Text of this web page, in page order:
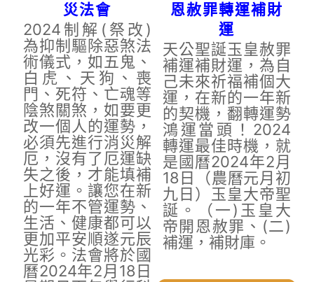
災法會
2024制解(祭改)
為抑制驅除惡煞法
術儀式，如五鬼、
白虎、天狗、喪
門、死符、亡魂等
陰煞關煞，如要更
改一個人的運勢，
必須先進行消災解
厄，沒有了厄運缺
失之後，才能填補
上好運。讓您在新
的一年不管運勢、
生活、健康都可以
更加平安順遂元辰
光彩。法會將於國
曆2024年2月18日
恩赦罪轉運補財
運
天公聖誕玉皇赦罪
補運補財運，為自
己未來祈福補個大
運，在新的一年新
的契機，翻轉運勢
鴻運當頭！2024
轉運最佳時機，就
是國曆2024年2月
18日（農曆元月初
九日）玉皇大帝聖
誕。（一)玉皇大
帝開恩赦罪、(二)
補運，補財庫。